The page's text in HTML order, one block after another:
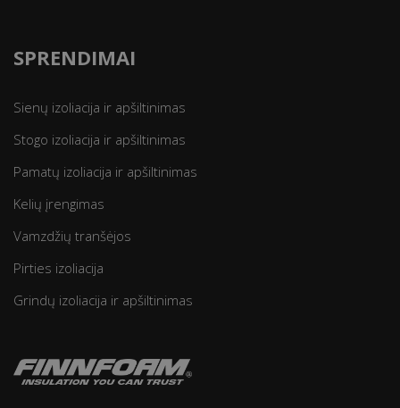
SPRENDIMAI
Sienų izoliacija ir apšiltinimas
Stogo izoliacija ir apšiltinimas
Pamatų izoliacija ir apšiltinimas
Kelių įrengimas
Vamzdžių tranšėjos
Pirties izoliacija
Grindų izoliacija ir apšiltinimas